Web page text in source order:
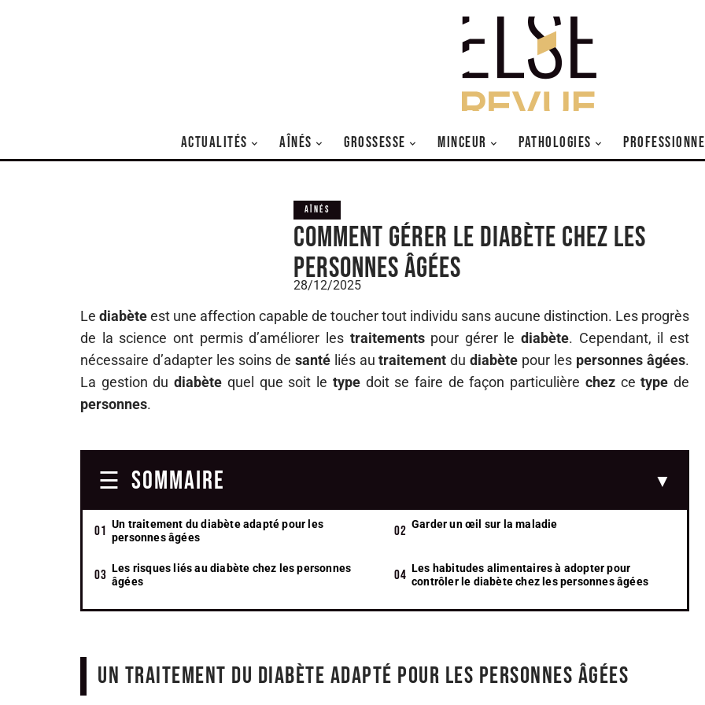
ACTUALITÉS AÎNÉS GROSSESSE MINCEUR PATHOLOGIES
AÎNÉS
Comment gérer le diabète chez les
personnes âgées
28/12/2025
Le diabèteest une affection capable de toucher tout individu sans aucune distinction. Les progrès
de la science ont permis d’améliorer les traitementspour gérer lediabète. Cependant, il est
nécessaire d’adapter les soins de santéliés autraitement dudiabète pour les personnes âgées.
La gestion dudiabète quel que soit le typedoit se faire de façon particulière chezcetype de
personnes.
SOMMAIRE
Un traitement du diabète adapté pour les
personnes âgées
Garder un œil sur la maladie
Les risques liés au diabète chez les personnes
âgées
Les habitudes alimentaires à adopter pour
contrôler le diabète chez les personnes âgées
Un traitement du diabète adapté pour les personnes âgées